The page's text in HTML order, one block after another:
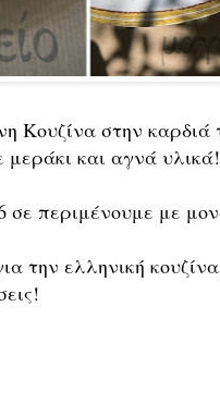
Κουζίνα στην καρδιά
μεράκι και αγνά υλικά!
περιμένουμε με
την ελληνική